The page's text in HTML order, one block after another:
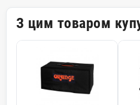
З цим товаром